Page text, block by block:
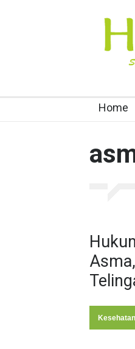
Home
Kesehatan